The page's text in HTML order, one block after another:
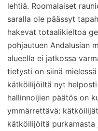
lehtiä. Roomalaiset
saralla ole päässyt
hakevat totaalikieltoa
pohjautuen Andalusian
alueella ei jatkossa
tietysti on siinä
kätköilijöiltä nyt
hallinnoijien päätös on
ymmärrettävä:
kätköilijöitä